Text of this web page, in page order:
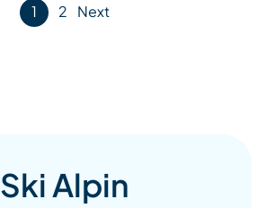
1 2 Next
Ski Alpin